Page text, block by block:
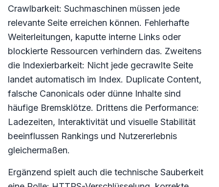
Crawlbarkeit: Suchmaschinen müssen jede
relevante Seite erreichen können. Fehlerhafte
Weiterleitungen, kaputte interne Links oder
blockierte Ressourcen verhindern das. Zweitens
die Indexierbarkeit: Nicht jede gecrawlte Seite
landet automatisch im Index. Duplicate Content,
falsche Canonicals oder dünne Inhalte sind
häufige Bremsklötze. Drittens die Performance:
Ladezeiten, Interaktivität und visuelle Stabilität
beeinflussen Rankings und Nutzererlebnis
gleichermaßen.
Ergänzend spielt auch die technische Sauberkeit